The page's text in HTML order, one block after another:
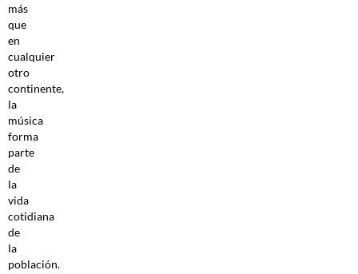
más
que
en
cualquier
otro
continente,
la
música
forma
parte
de
la
vida
cotidiana
de
la
población.